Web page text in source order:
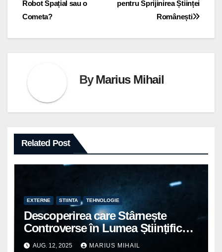
articole
pentru Sprijinirea Științei
Românești
Robot Spațial sau o
Cometa?
ByMarius Mihail
Related Post
EXTERNE STIINTA TEHNOLOGIE
Descoperirea care Stârnește
Controverse în Lumea Științifică:
Un Robot Spațial sau o Cometa?
AUG. 12, 2025 MARIUS MIHAIL